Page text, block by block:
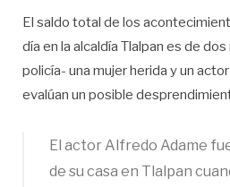
El saldo total de los
día en la alcaldía Tlalpan es de
policía- una mujer herida y un
evalúan un posible
El actor Alfredo Adame
de su casa en Tlalpan